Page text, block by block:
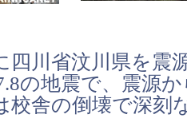
四川省汶川県を震
の地震で、震源
校舎の倒壊で深刻